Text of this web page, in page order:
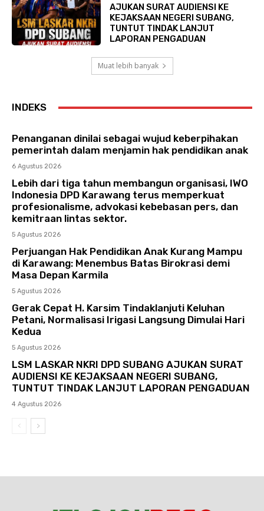
AJUKAN SURAT AUDIENSI KE
KEJAKSAAN NEGERI SUBANG,
TUNTUT TINDAK LANJUT
LAPORAN PENGADUAN
Muat lebih banyak
INDEKS
Penanganan dinilai sebagai wujud keberpihakan
pemerintah dalam menjamin hak pendidikan anak
6 Agustus 2026
Lebih dari tiga tahun membangun organisasi, IWO
Indonesia DPD Karawang terus memperkuat
profesionalisme, advokasi kebebasan pers, dan
kemitraan lintas sektor.
5 Agustus 2026
Perjuangan Hak Pendidikan Anak Kurang Mampu
di Karawang: Menembus Batas Birokrasi demi
Masa Depan Karmila
5 Agustus 2026
Gerak Cepat H. Karsim Tindaklanjuti Keluhan
Petani, Normalisasi Irigasi Langsung Dimulai Hari
Kedua
5 Agustus 2026
LSM LASKAR NKRI DPD SUBANG AJUKAN SURAT
AUDIENSI KE KEJAKSAAN NEGERI SUBANG,
TUNTUT TINDAK LANJUT LAPORAN PENGADUAN
4 Agustus 2026